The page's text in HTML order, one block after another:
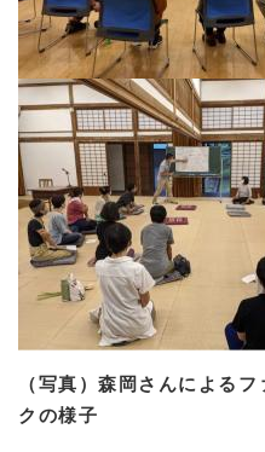
（写真）森岡さんによる
クの様子